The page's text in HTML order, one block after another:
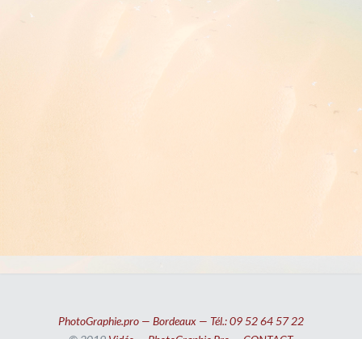
PhotoGraphie.pro — Bordeaux — Tél.: 09 52 64 57 22